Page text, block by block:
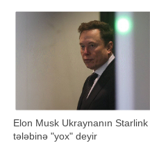
temperaturun düşəcəyi qeyd edilir.
Xüsusilə gələn həftənin sonu iki
gün yağış yağacağı
Elon Musk Ukraynanın Starlink
tələbinə "yox" deyir